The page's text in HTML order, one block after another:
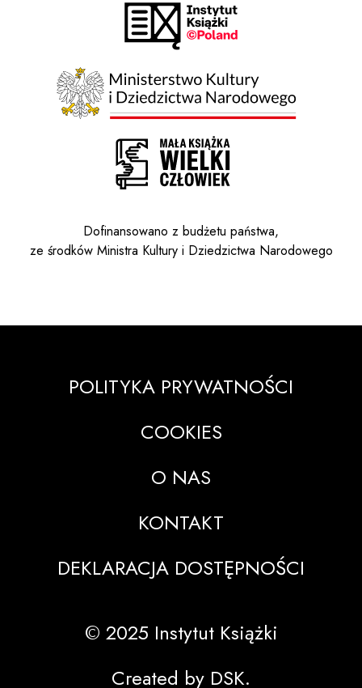
Dofinansowano z budżetu państwa,
ze środków Ministra Kultury i Dziedzictwa Narodowego
POLITYKA PRYWATNOŚCI
COOKIES
O NAS
KONTAKT
DEKLARACJA DOSTĘPNOŚCI
© 2025 Instytut Książki
Created by DSK.